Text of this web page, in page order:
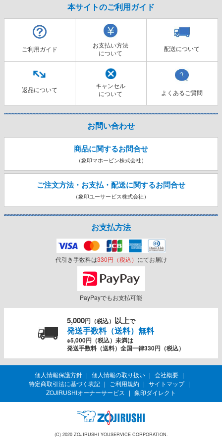
本サイトのご利用ガイド
ご利用ガイド
お支払い方法
について
配送について
返品について
キャンセル
について
よくあるご質問
お問い合わせ
商品に関するお問合せ
（象印マホービン株式会社）
ご注文方法・お支払・配送に関するお問合せ
（象印ユーサービス株式会社）
お支払方法
代引き手数料は330円（税込） にてお届け
PayPayでもお支払可能
5,000円（税込） 以上で
発送手数料（送料）無料
※5,000円（税込）未満は
発送手数料（送料）全国一律330円（税込）
個人情報保護方針 個人情報の取り扱い
会社概要
特定商取引法に基づく表記
ご利用規約
サイトマップ
ZOJIRUSHIオーナーサービス
象印ダイレクト
(C) 2020 ZOJIRUSHI YOUSERVICE CORPORATION.